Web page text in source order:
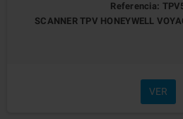
Referencia:
SCANNER TPV HONEYWELL
VER